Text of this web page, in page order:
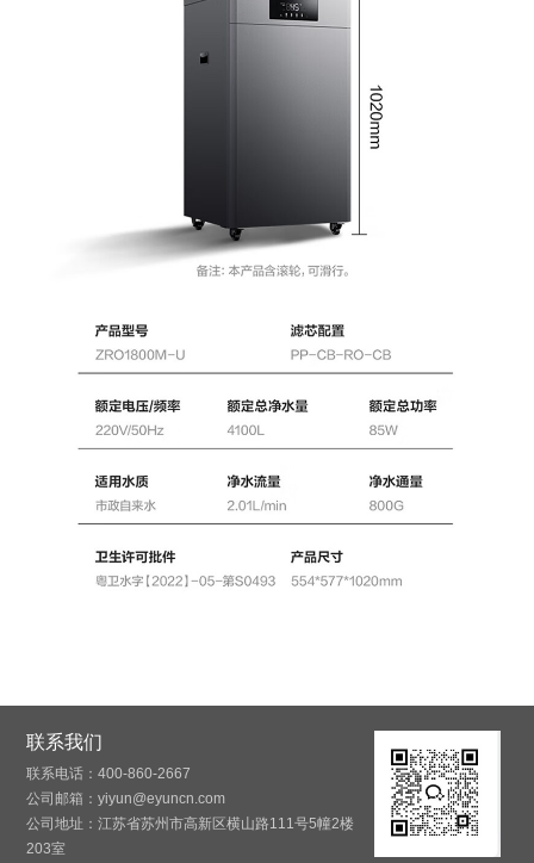
联系我们
联系电话：400-860-2667
公司邮箱：yiyun@eyuncn.com
公司地址：江苏省苏州市高新区横山路111号5幢2楼
203室